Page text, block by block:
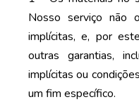
Nosso serviço não
implícitas, e, por
outras garantias,
implícitas ou
um fim específico.